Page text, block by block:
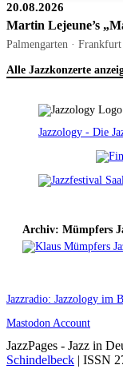
20.08.2026
Martin Lejeune’s
Palmengarten ·
Alle Jazzkonzerte
Jazzology - Die
Archiv: Mümpfers
Jazzradio: Jazzology im
Mastodon Account
JazzPages - Jazz in
Schindelbeck | ISSN